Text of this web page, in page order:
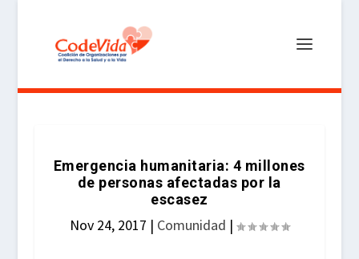
Emergencia humanitaria: 4 millones
de personas afectadas por la
escasez
Nov 24, 2017 | Comunidad |